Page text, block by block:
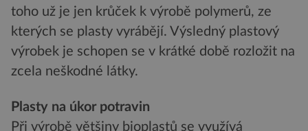
toho už je jen krůček k výrobě polymerů, ze
kterých se plasty vyrábějí. Výsledný plastový
výrobek je schopen se v krátké době rozložit na
zcela neškodné látky.
Plasty na úkor potravin
Při výrobě většiny bioplastů se využívá